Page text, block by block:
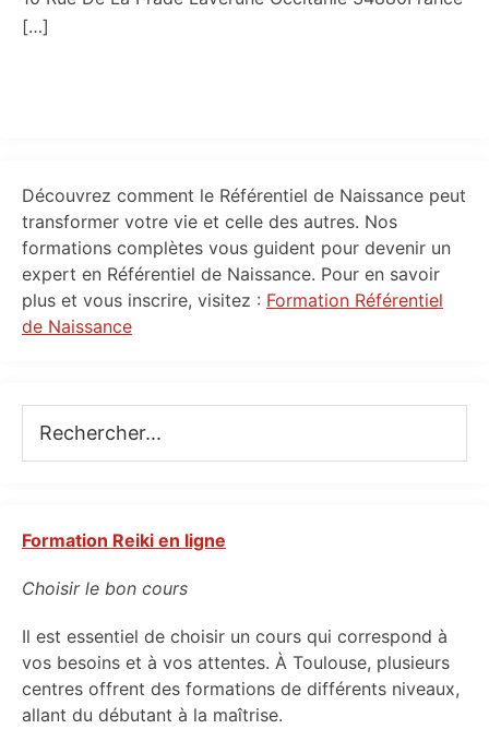
[…]
Primary
Sidebar
Découvrez comment le Référentiel de Naissance peut
transformer votre vie et celle des autres. Nos
formations complètes vous guident pour devenir un
expert en Référentiel de Naissance. Pour en savoir
plus et vous inscrire, visitez : Formation Référentiel
de Naissance
Formation Reiki en ligne
Choisir le bon cours
Il est essentiel de choisir un cours qui correspond à
vos besoins et à vos attentes. À Toulouse, plusieurs
centres offrent des formations de différents niveaux,
allant du débutant à la maîtrise.